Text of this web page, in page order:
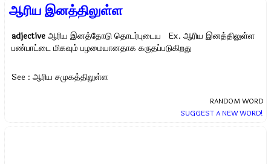
ஆரிய இனத்திலுள்ள
adjective ஆரிய இனத்தோடு தொடர்புடைய Ex.ஆரிய இனத்திலுள்ள
பண்பாட்டை மிகவும் பழமையானதாக கருதப்படுகிறது
See : ஆரிய சமுகத்திலுள்ள
RANDOM WORD
SUGGEST A NEW WORD!